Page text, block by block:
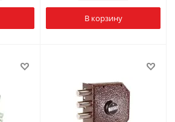
В корзину